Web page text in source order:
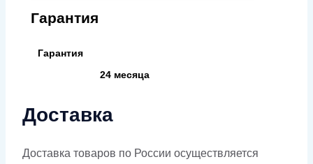
Гарантия
Гарантия
24 месяца
Доставка
Доставка товаров по России осуществляется